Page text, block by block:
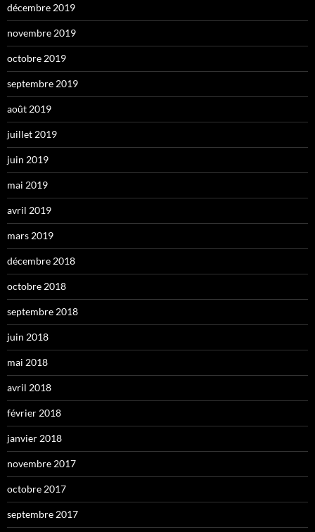
décembre 2019
novembre 2019
octobre 2019
septembre 2019
août 2019
juillet 2019
juin 2019
mai 2019
avril 2019
mars 2019
décembre 2018
octobre 2018
septembre 2018
juin 2018
mai 2018
avril 2018
février 2018
janvier 2018
novembre 2017
octobre 2017
septembre 2017